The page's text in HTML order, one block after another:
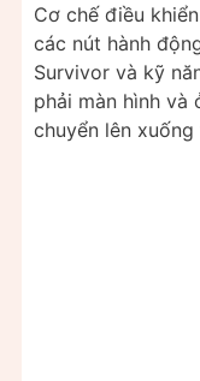
Cơ chế điều
các nút hành
Survivor và kỹ
phải màn hình và
chuyển lên